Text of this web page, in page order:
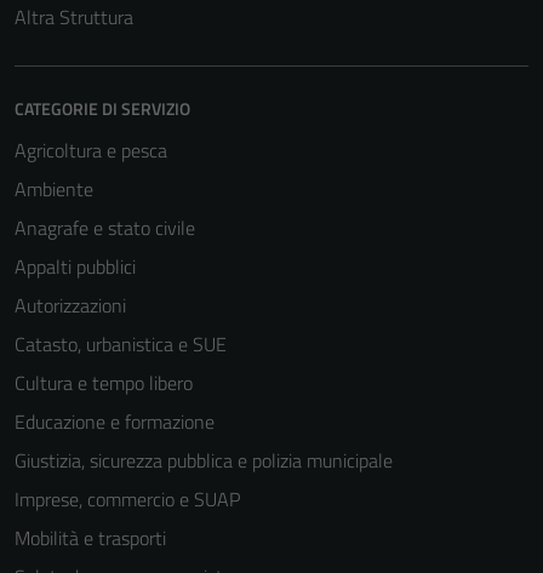
Altra Struttura
CATEGORIE DI SERVIZIO
Agricoltura e pesca
Ambiente
Anagrafe e stato civile
Appalti pubblici
Autorizzazioni
Catasto, urbanistica e SUE
Cultura e tempo libero
Educazione e formazione
Giustizia, sicurezza pubblica e polizia municipale
Imprese, commercio e SUAP
Mobilità e trasporti